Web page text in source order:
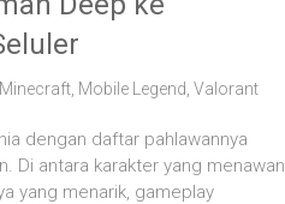
Minecraft Mobile Legend Valorant
dengan daftar pahlawannya
Di antara karakter yang menawan
yang menarik, gameplay